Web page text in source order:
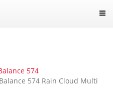
574
574 Rain Cloud Multi